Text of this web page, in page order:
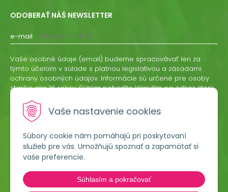
Vaše nastavenie cookies
Súbory cookie nám pomáhajú pri poskytovaní
služieb pre vás. Umožňujú spoznať a zapamätať si
vaše preferencie.
Súhlasím a pokračovať
Lumigreen, s.r.o.
Hradská 535
ODOBERAŤ NÁŠ NEWSLETTER
e-mail
ODOBERAŤ
Vaše osobné údaje (email) budeme spracovávať len za
týmto účelom v súlade s platnou legislatívou a zásadami
ochrany osobných údajov. Informácie sú určené pre osoby
staršie ako 16 rokov. Súhlas potvrdíte kliknutím na odkaz, ktorý
odvolať písomne, emailom alebo kliknutím na odkaz z
ktoréhokoľvek informačného emailu.